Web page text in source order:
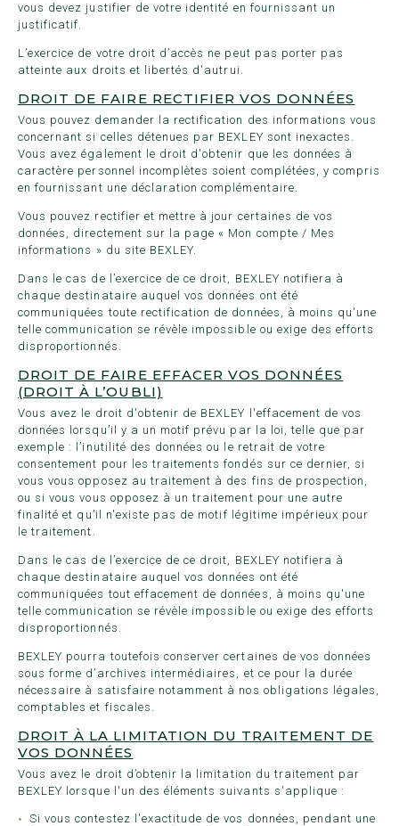
vous devez justifier de votre identité en fournissant un
justificatif.
L’exercice de votre droit d’accès ne peut pas porter pas
atteinte aux droits et libertés d'autrui.
DROIT DE FAIRE RECTIFIER VOS DONNÉES
Vous pouvez demander la rectification des informations vous
concernant si celles détenues par BEXLEY sont inexactes.
Vous avez également le droit d'obtenir que les données à
caractère personnel incomplètes soient complétées, y compris
en fournissant une déclaration complémentaire.
Vous pouvez rectifier et mettre à jour certaines de vos
données, directement sur la page « Mon compte / Mes
informations » du site BEXLEY.
Dans le cas de l’exercice de ce droit, BEXLEY notifiera à
chaque destinataire auquel vos données ont été
communiquées toute rectification de données, à moins qu'une
telle communication se révèle impossible ou exige des efforts
disproportionnés.
DROIT DE FAIRE EFFACER VOS DONNÉES
(DROIT À L’OUBLI)
Vous avez le droit d'obtenir de BEXLEY l'effacement de vos
données lorsqu’il y a un motif prévu par la loi, telle que par
exemple : l’inutilité des données ou le retrait de votre
consentement pour les traitements fondés sur ce dernier, si
vous vous opposez au traitement à des fins de prospection,
ou si vous vous opposez à un traitement pour une autre
finalité et qu’il n'existe pas de motif légitime impérieux pour
le traitement.
Dans le cas de l’exercice de ce droit, BEXLEY notifiera à
chaque destinataire auquel vos données ont été
communiquées tout effacement de données, à moins qu'une
telle communication se révèle impossible ou exige des efforts
disproportionnés.
BEXLEY pourra toutefois conserver certaines de vos données
sous forme d’archives intermédiaires, et ce pour la durée
nécessaire à satisfaire notamment à nos obligations légales,
comptables et fiscales.
DROIT À LA LIMITATION DU TRAITEMENT DE
VOS DONNÉES
Vous avez le droit d’obtenir la limitation du traitement par
BEXLEY lorsque l'un des éléments suivants s'applique :
Si vous contestez l'exactitude de vos données, pendant une